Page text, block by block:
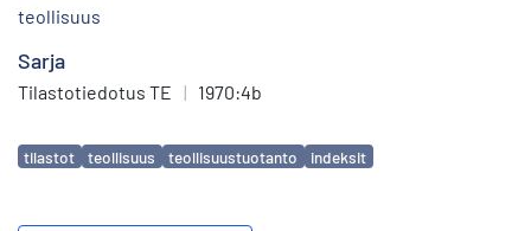
teollisuus
Sarja
Tilastotiedotus TE | 1970:4b
Avainsanat
tilastot teollisuus teollisuustuotanto indeksit